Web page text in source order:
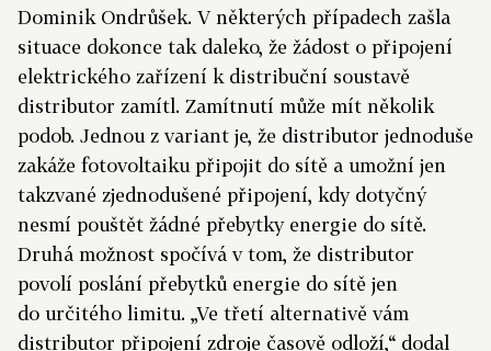
Dominik Ondrůšek. V některých případech zašla
situace dokonce tak daleko, že žádost o připojení
elektrického zařízení k distribuční soustavě
distributor zamítl. Zamítnutí může mít několik
podob. Jednou z variant je, že distributor jednoduše
zakáže fotovoltaiku připojit do sítě a umožní jen
takzvané zjednodušené připojení, kdy dotyčný
nesmí pouštět žádné přebytky energie do sítě.
Druhá možnost spočívá v tom, že distributor
povolí poslání přebytků energie do sítě jen
do určitého limitu. „Ve třetí alternativě vám
distributor připojení zdroje časově odloží,“ dodal